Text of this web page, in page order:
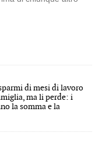
di mesi di lavoro
ma li perde: i
la somma e la